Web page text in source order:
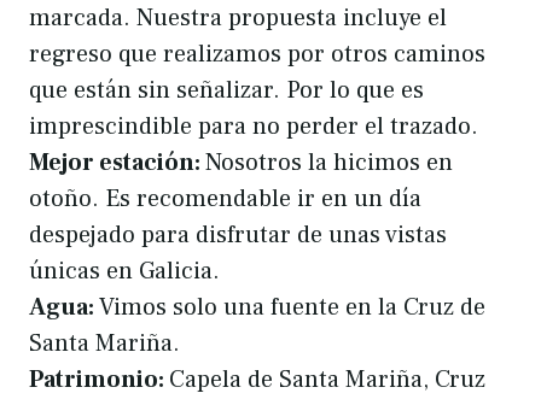
marcada. Nuestra propuesta incluye el
regreso que realizamos por otros caminos
que están sin señalizar. Por lo que es
imprescindible para no perder el trazado.
Mejor estación:Nosotros la hicimos en
otoño. Es recomendable ir en un día
despejado para disfrutar de unas vistas
únicas en Galicia.
Agua:Vimos solo una fuente en la Cruz de
Santa Mariña.
Patrimonio: Capela de Santa Mariña, Cruz